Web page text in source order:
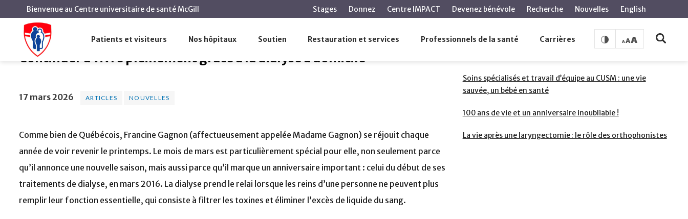
principal
Patients et visiteurs Nos hôpitaux Soutien Restauration et services Professionnels de la santé Carrières
Stages Donnez Centre IMPACT Devenez bénévole Recherche Nouvelles English
Bienvenue au Centre universitaire de santé McGill
Accueil
Actualités
Continuer à vivre pleinement grâce à la dialyse à domicile
17 mars 2026 ARTICLES NOUVELLES
Comme bien de Québécois, Francine Gagnon (affectueusement appelée Madame Gagnon) se réjouit chaque
année de voir revenir le printemps. Le mois de mars est particulièrement spécial pour elle, non seulement parce
qu’il annonce une nouvelle saison, mais aussi parce qu’il marque un anniversaire important : celui du début de ses
traitements de dialyse, en mars 2016. La dialyse prend le relai lorsque les reins d’une personne ne peuvent plus
remplir leur fonction essentielle, qui consiste à filtrer les toxines et éliminer l’excès de liquide du sang.
Soins spécialisés et travail d’équipe au CUSM : une vie
sauvée, un bébé en santé
100 ans de vie et un anniversaire inoubliable !
La vie après une laryngectomie : le rôle des orthophonistes